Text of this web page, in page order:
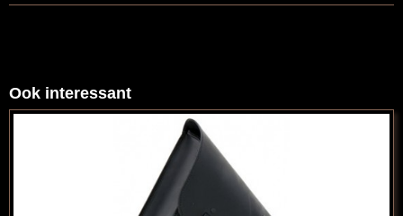
Ook interessant